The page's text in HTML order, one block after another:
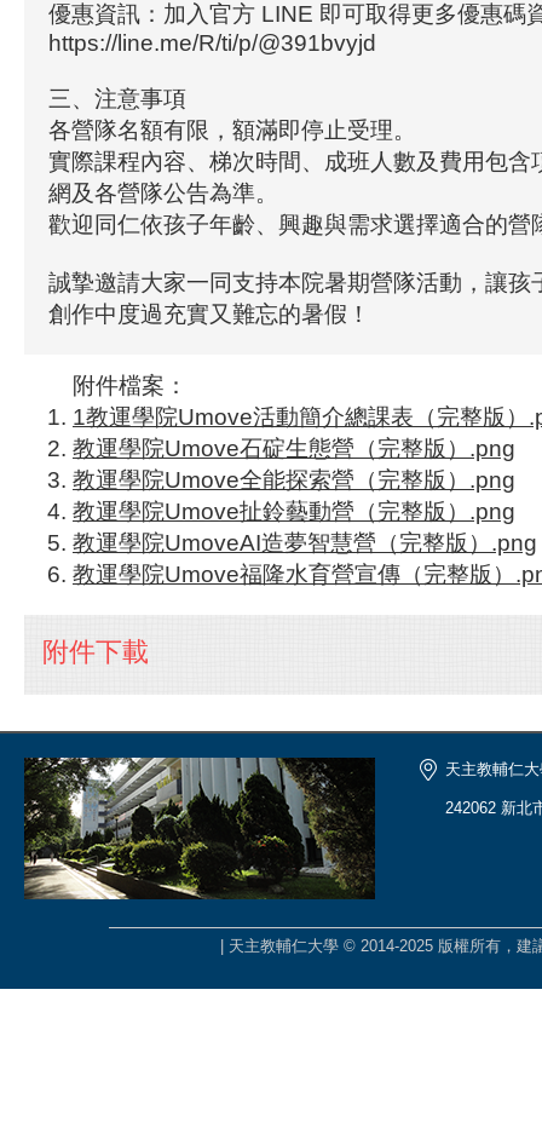
優惠資訊：加入官方 LINE 即可取得更多優惠碼
https://line.me/R/ti/p/@391bvyjd
三、注意事項
各營隊名額有限，額滿即停止受理。
實際課程內容、梯次時間、成班人數及費用包含
網及各營隊公告為準。
歡迎同仁依孩子年齡、興趣與需求選擇適合的營
誠摯邀請大家一同支持本院暑期營隊活動，讓孩
創作中度過充實又難忘的暑假！
附件檔案：
1教運學院Umove活動簡介總課表（完整版）
教運學院Umove石碇生態營（完整版）.png
教運學院Umove全能探索營（完整版）.png
教運學院Umove扯鈴藝動營（完整版）.png
教運學院UmoveAI造夢智慧營（完整版）.png
教運學院Umove福隆水育營宣傳（完整版）
附件下載
天主教輔仁
242062 新北
| 天主教輔仁大學 © 2014-2025 版權所有，